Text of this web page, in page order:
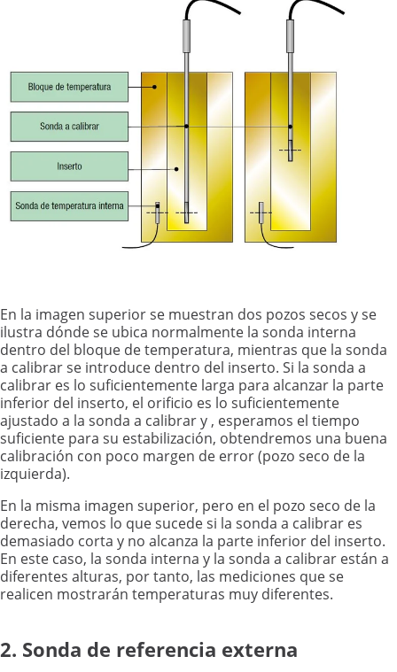
En la imagen superior se muestran dos pozos secos y se
ilustra dónde se ubica normalmente la sonda interna
dentro del bloque de temperatura, mientras que la sonda
a calibrar se introduce dentro del inserto. Si la sonda a
calibrar es lo suficientemente larga para alcanzar la parte
inferior del inserto, el orificio es lo suficientemente
ajustado a la sonda a calibrar y , esperamos el tiempo
suficiente para su estabilización, obtendremos una buena
calibración con poco margen de error (pozo seco de la
izquierda).
En la misma imagen superior, pero en el pozo seco de la
derecha, vemos lo que sucede si la sonda a calibrar es
demasiado corta y no alcanza la parte inferior del inserto.
En este caso, la sonda interna y la sonda a calibrar están a
diferentes alturas, por tanto, las mediciones que se
realicen mostrarán temperaturas muy diferentes.
2. Sonda de referencia externa